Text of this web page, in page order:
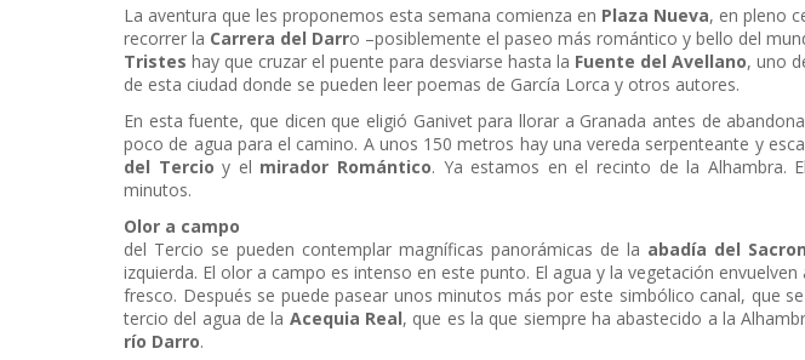
La aventura que les proponemos esta semana comienza en Plaza Nueva, en pleno
recorrer la Carrera del Darro –posiblemente el paseo más romántico y bello del
Tristes hay que cruzar el puente para desviarse hasta la Fuente del Avellano, uno
de esta ciudad donde se pueden leer poemas de García Lorca y otros autores.
En esta fuente, que dicen que eligió Ganivet para llorar a Granada antes de
poco de agua para el camino. A unos 150 metros hay una vereda serpenteante y
del Tercio y el mirador Romántico. Ya estamos en el recinto de la Alhambra.
minutos.
Olor a campo
Una vez en la
del Tercio se pueden contemplar magníficas panorámicas de la abadía del
izquierda. El olor a campo es intenso en este punto. El agua y la vegetación
fresco. Después se puede pasear unos minutos más por este simbólico canal, que
tercio del agua de la Acequia Real, que es la que siempre ha abastecido a la
río Darro.